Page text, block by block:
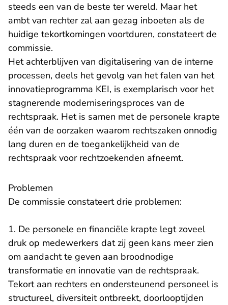
steeds een van de beste ter wereld. Maar het
ambt van rechter zal aan gezag inboeten als de
huidige tekortkomingen voortduren, constateert de
commissie.
Het achterblijven van digitalisering van de interne
processen, deels het gevolg van het falen van het
innovatieprogramma KEI, is exemplarisch voor het
stagnerende moderniseringsproces van de
rechtspraak. Het is samen met de personele krapte
één van de oorzaken waarom rechtszaken onnodig
lang duren en de toegankelijkheid van de
rechtspraak voor rechtzoekenden afneemt.
Problemen
De commissie constateert drie problemen:
1. De personele en financiële krapte legt zoveel
druk op medewerkers dat zij geen kans meer zien
om aandacht te geven aan broodnodige
transformatie en innovatie van de rechtspraak.
Tekort aan rechters en ondersteunend personeel is
structureel, diversiteit ontbreekt, doorlooptijden